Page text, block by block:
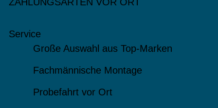
Service
Große Auswahl aus Top-Marken
Fachmännische Montage
Probefahrt vor Ort